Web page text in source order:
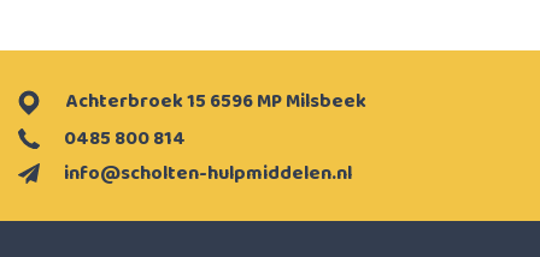
info@scholten-hulpmiddelen.nl
0485 800 814
Achterbroek 15 6596 MP Milsbeek